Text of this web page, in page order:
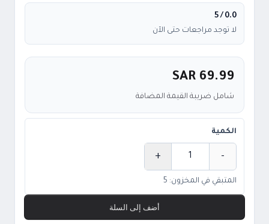
0.0
/ 5
لا توجد مراجعات حتى الآن
SAR 69.99
شامل ضريبة القيمة المضافة
الكمية
-
+
المتبقي في المخزون: 5
أضف إلى السلة